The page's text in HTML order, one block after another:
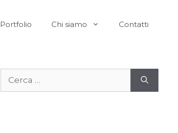
Portfolio Chi siamo Contatti